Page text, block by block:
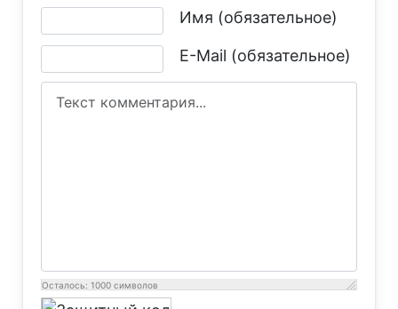
Имя (обязательное)
E-Mail (обязательное)
Текст комментария
Осталось: 1000 символов